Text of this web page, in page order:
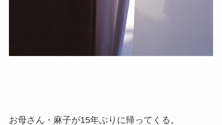
お母さん・麻子が15年ぶりに帰ってくる。